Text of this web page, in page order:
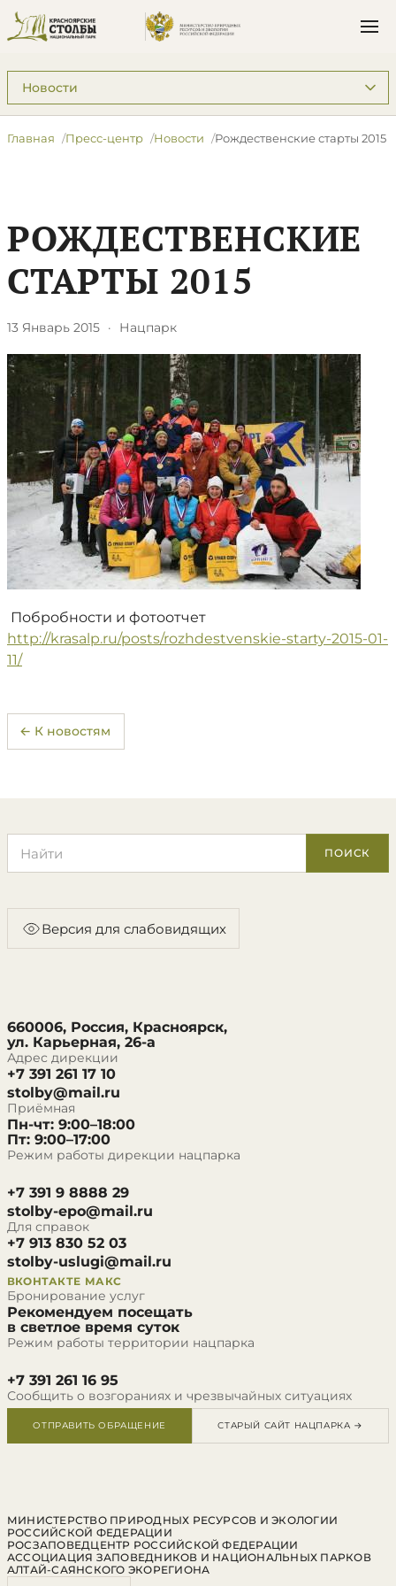
Подразделы: Пресс-центр
Главная Пресс-центр Новости Рождественские старты 2015
РОЖДЕСТВЕНСКИЕ
СТАРТЫ 2015
13 Январь 2015 · Нацпарк
Побробности и фотоотчет
http://krasalp.ru/posts/rozhdestvenskie-starty-2015-01-
11/
← К новостям
ПОИСК
Версия для слабовидящих
660006, Россия, Красноярск,
ул. Карьерная, 26-а
Адрес дирекции
+7 391 261 17 10
stolby@mail.ru
Приёмная
Пн-чт: 9:00–18:00
Пт: 9:00–17:00
Режим работы дирекции нацпарка
+7 391 9 8888 29
stolby-epo@mail.ru
Для справок
+7 913 830 52 03
stolby-uslugi@mail.ru
ВКОНТАКТЕ МАКС
Бронирование услуг
Рекомендуем посещать
в светлое время суток
Режим работы территории нацпарка
+7 391 261 16 95
Сообщить о возгораниях и чрезвычайных ситуациях
ОТПРАВИТЬ ОБРАЩЕНИЕ СТАРЫЙ САЙТ НАЦПАРКА →
МИНИСТЕРСТВО ПРИРОДНЫХ РЕСУРСОВ И ЭКОЛОГИИ
РОССИЙСКОЙ ФЕДЕРАЦИИ
РОСЗАПОВЕДЦЕНТР РОССИЙСКОЙ ФЕДЕРАЦИИ
АССОЦИАЦИЯ ЗАПОВЕДНИКОВ И НАЦИОНАЛЬНЫХ ПАРКОВ
АЛТАЙ-САЯНСКОГО ЭКОРЕГИОНА